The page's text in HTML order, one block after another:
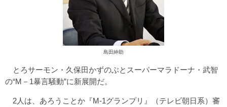
島田紳助
とろサーモン・久保田かずのぶとスーパーマラドーナ・武智
の“M－1暴言騒動”に新展開だ。
2人は、あろうことか『M‐1グランプリ』（テレビ朝日系）審